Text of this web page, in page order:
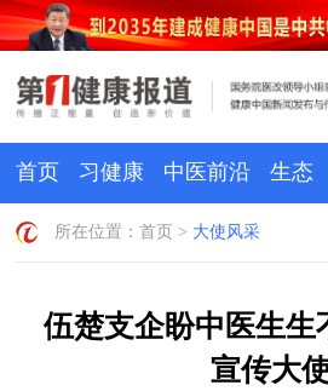
首页 习健康 中医前沿 生态
所在位置：首页 > 大使风采
伍楚支企盼中医生生
宣传大